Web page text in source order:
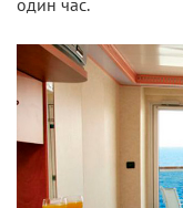
один час.